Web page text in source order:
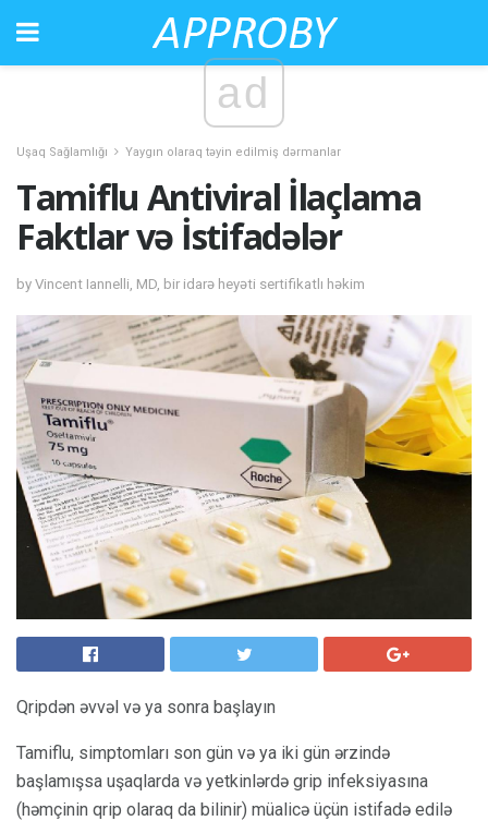
ad
Uşaq Sağlamlığı Yaygın olaraq təyin edilmiş dərmanlar
Tamiflu Antiviral İlaçlama
Faktlar və İstifadələr
by Vincent Iannelli, MD, bir idarə heyəti sertifikatlı həkim
Qripdən əvvəl və ya sonra başlayın
Tamiflu, simptomları son gün və ya iki gün ərzində
başlamışsa uşaqlarda və yetkinlərdə grip infeksiyasına
(həmçinin qrip olaraq da bilinir) müalicə üçün istifadə edilə